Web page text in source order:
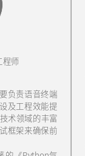
程师
负责语音终端
及工程效能提
术领域的丰富
框架来确保前